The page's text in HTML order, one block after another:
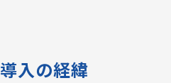
導入の経緯